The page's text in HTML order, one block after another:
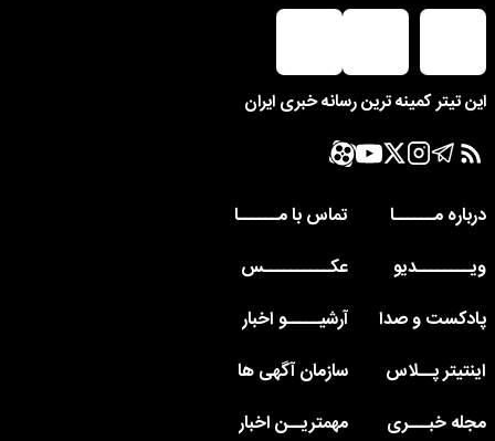
این تیتر کمینه ترین رسانه خبری ایران
درباره مــــــا
تماس با مــــــا
ویــــــــدیو
عکــــــــــس
پادکست و صدا
آرشیـــــو اخبار
اینتیتر پــلاس
سازمان آگهی ها
مجله خبـــری
مهمتریــن اخبار